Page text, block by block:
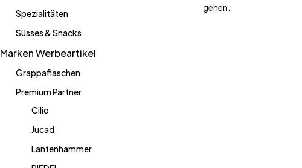
Spezialitäten
Süsses & Snacks
Marken Werbeartikel
Grappaflaschen
Premium Partner
Cilio
Jucad
Lantenhammer
gehen.